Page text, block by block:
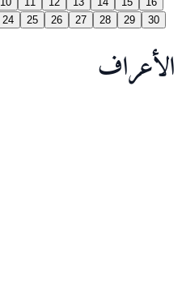
24 25 26 27 28 29 30
الأعراف